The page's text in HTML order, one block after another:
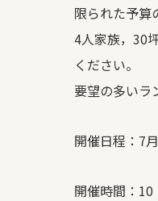
限られた予算
4人家族，30
ください。
要望の多いラ
開催日程：7
開催時間：